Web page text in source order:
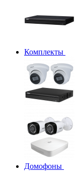
Комплекты
Домофоны